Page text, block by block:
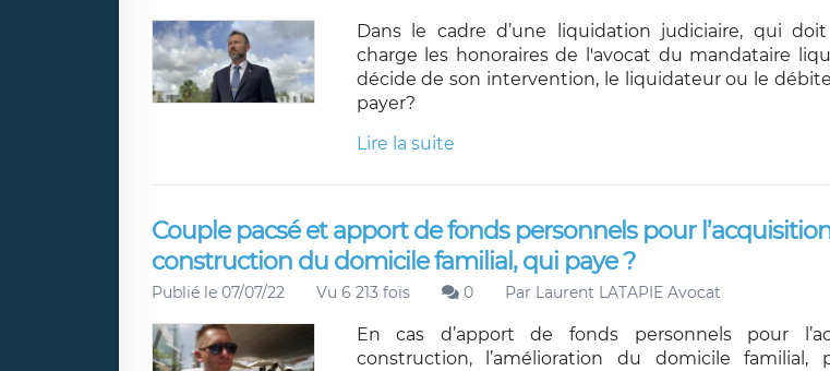
Dans le cadre d’une liquidation judiciaire, qui
charge les honoraires de l'avocat du mandataire
décide de son intervention, le liquidateur ou le
payer?
Lire la suite
Couple pacsé et apport de fonds personnels pour
construction du domicile familial, qui paye ?
Publié le 07/07/22 Vu 6 213 fois 0 Par Laurent LATAPIE Avocat
En cas d’apport de fonds personnels pour
construction, l’amélioration du domicile familial,